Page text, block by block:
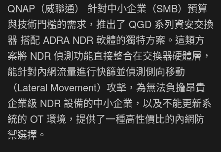
QNAP（威聯通） 針對中小企業（SMB）預算
與技術門檻的需求，推出了 QGD 系列資安交換
器 搭配 ADRA NDR 軟體的獨特方案。這類方
案將 NDR 偵測功能直接整合在交換器硬體層，
能針對內網流量進行快篩並偵測側向移動
（Lateral Movement）攻擊，為無法負擔昂貴
企業級 NDR 設備的中小企業，以及不能更新系
統的 OT 環境，提供了一種高性價比的內網防
禦選擇。